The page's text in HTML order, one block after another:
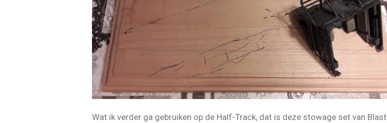
Wat ik verder ga gebruiken op de Half-Track, dat is deze stowage set van Blast